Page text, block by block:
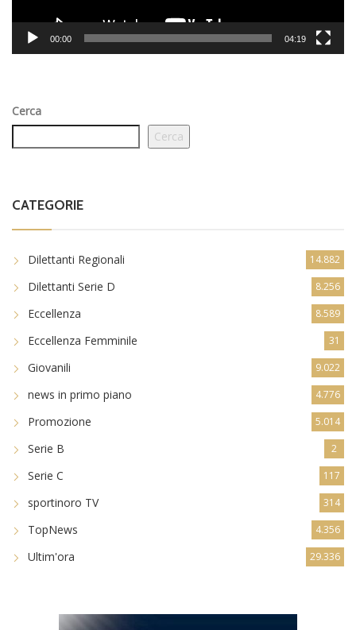
00:00 04:19
Cerca
Cerca
CATEGORIE
Dilettanti Regionali 14.882
Dilettanti Serie D 8.256
Eccellenza 8.589
Eccellenza Femminile 31
Giovanili 9.022
news in primo piano 4.776
Promozione 5.014
Serie B 2
Serie C 117
sportinoro TV 314
TopNews 4.356
Ultim'ora 29.336